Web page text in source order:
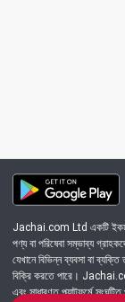
Jachai.com Ltd একটি ইকমার্স
পণ্য বা পরিষেবা সম্ভাব্য
যেখানে বিভিন্ন ব্যবসা বা
বিক্রি করতে পারে।
এবং সাধারণত প্ল্যাটফর্মে